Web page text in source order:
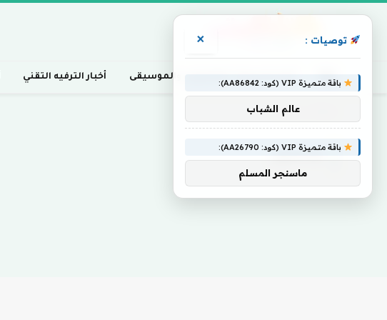
أخبار السينما، التلفزيون، والموسيقى أخبار الترفيه التقني
صامدون
صامدون
توصيات : ×
باقة متميزة VIP (كود: AA86842):
عالم الشباب
باقة متميزة VIP (كود: AA26790):
ماسنجر المسلم